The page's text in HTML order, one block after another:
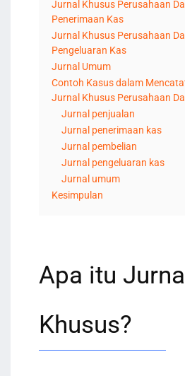
Jurnal Khusus Perusahaan
Penerimaan Kas
Jurnal Khusus Perusahaan
Pengeluaran Kas
Jurnal Umum
Contoh Kasus dalam
Jurnal Khusus Perusahaan
Jurnal penjualan
Jurnal penerimaan kas
Jurnal pembelian
Jurnal pengeluaran kas
Jurnal umum
Kesimpulan
Apa itu Jurnal
Khusus?